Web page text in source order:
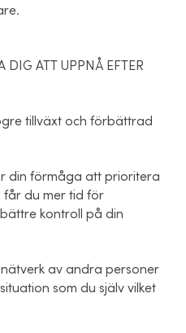
DIG ATT UPPNÅ EFTER
tillväxt och förbättrad
din förmåga att prioritera
får du mer tid för
kontroll på din
av andra personer
som du själv vilket